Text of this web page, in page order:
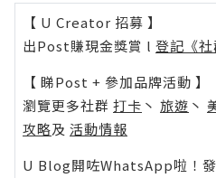
【 U Creator 招募 】
出Post賺現金獎賞 l 登記《社
【 睇Post + 參加品牌活動 】
瀏覽更多社群 打卡 丶 旅遊 丶
攻略及 活動情報
U Blog開咗WhatsApp啦！發